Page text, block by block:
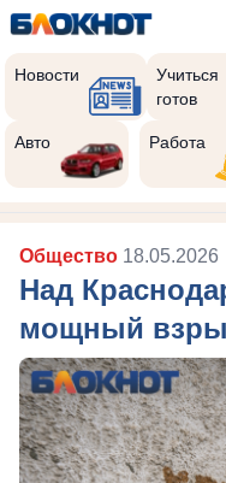
Новости
Учиться
готов
Авто Работа
Общество 18.05.2026
Над
мощный